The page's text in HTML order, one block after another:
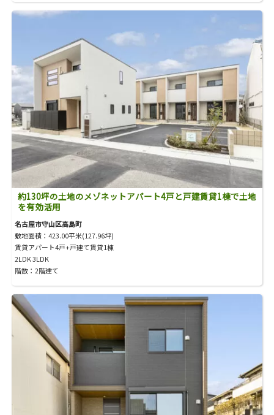
約130坪の土地のメゾネットアパート4戸と戸建賃貸1棟で土地
を有効活用
名古屋市守山区高島町
敷地面積：423.00平米(127.96坪)
賃貸アパート4戸+戸建て賃貸1棟
2LDK 3LDK
階数：2階建て